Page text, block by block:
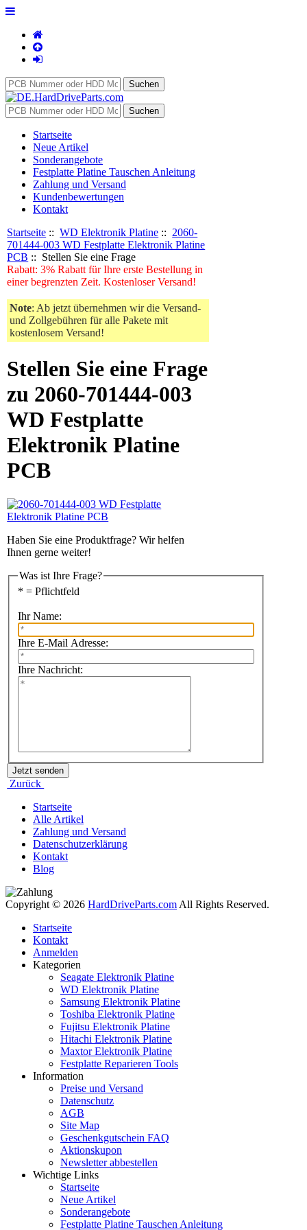
Startseite
Neue Artikel
Sonderangebote
Festplatte Platine Tauschen Anleitung
Zahlung und Versand
Kundenbewertungen
Kontakt
Startseite ::WD Elektronik Platine :: 2060-
701444-003 WD Festplatte Elektronik Platine
PCB :: Stellen Sie eine Frage
Rabatt: 3% Rabatt für Ihre erste Bestellung in
einer begrenzten Zeit. Kostenloser Versand!
Note: Ab jetzt übernehmen wir die Versand-
und Zollgebühren für alle Pakete mit
kostenlosem Versand!
Stellen Sie eine Frage
zu 2060-701444-003
WD Festplatte
Elektronik Platine
PCB
Haben Sie eine Produktfrage? Wir helfen
Ihnen gerne weiter!
Was ist Ihre Frage?
* = Pflichtfeld
Ihr Name:
Ihre E-Mail Adresse:
Ihre Nachricht:
Zurück
Startseite
Alle Artikel
Zahlung und Versand
Datenschutzerklärung
Kontakt
Blog
Copyright © 2026 HardDriveParts.comAll Rights Reserved.
Startseite
Kontakt
Anmelden
Kategorien
Seagate Elektronik Platine
WD Elektronik Platine
Samsung Elektronik Platine
Toshiba Elektronik Platine
Fujitsu Elektronik Platine
Hitachi Elektronik Platine
Maxtor Elektronik Platine
Festplatte Reparieren Tools
Information
Preise und Versand
Datenschutz
AGB
Site Map
Geschenkgutschein FAQ
Aktionskupon
Newsletter abbestellen
Wichtige Links
Startseite
Neue Artikel
Sonderangebote
Festplatte Platine Tauschen Anleitung